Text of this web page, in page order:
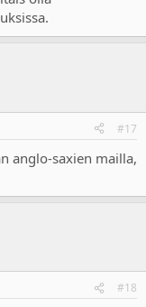
#17
anglo-saxien mailla,
#18